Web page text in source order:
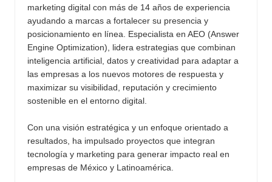
marketing digital con más de 14 años de experiencia
ayudando a marcas a fortalecer su presencia y
posicionamiento en línea. Especialista en AEO (Answer
Engine Optimization), lidera estrategias que combinan
inteligencia artificial, datos y creatividad para adaptar a
las empresas a los nuevos motores de respuesta y
maximizar su visibilidad, reputación y crecimiento
sostenible en el entorno digital.
Con una visión estratégica y un enfoque orientado a
resultados, ha impulsado proyectos que integran
tecnología y marketing para generar impacto real en
empresas de México y Latinoamérica.